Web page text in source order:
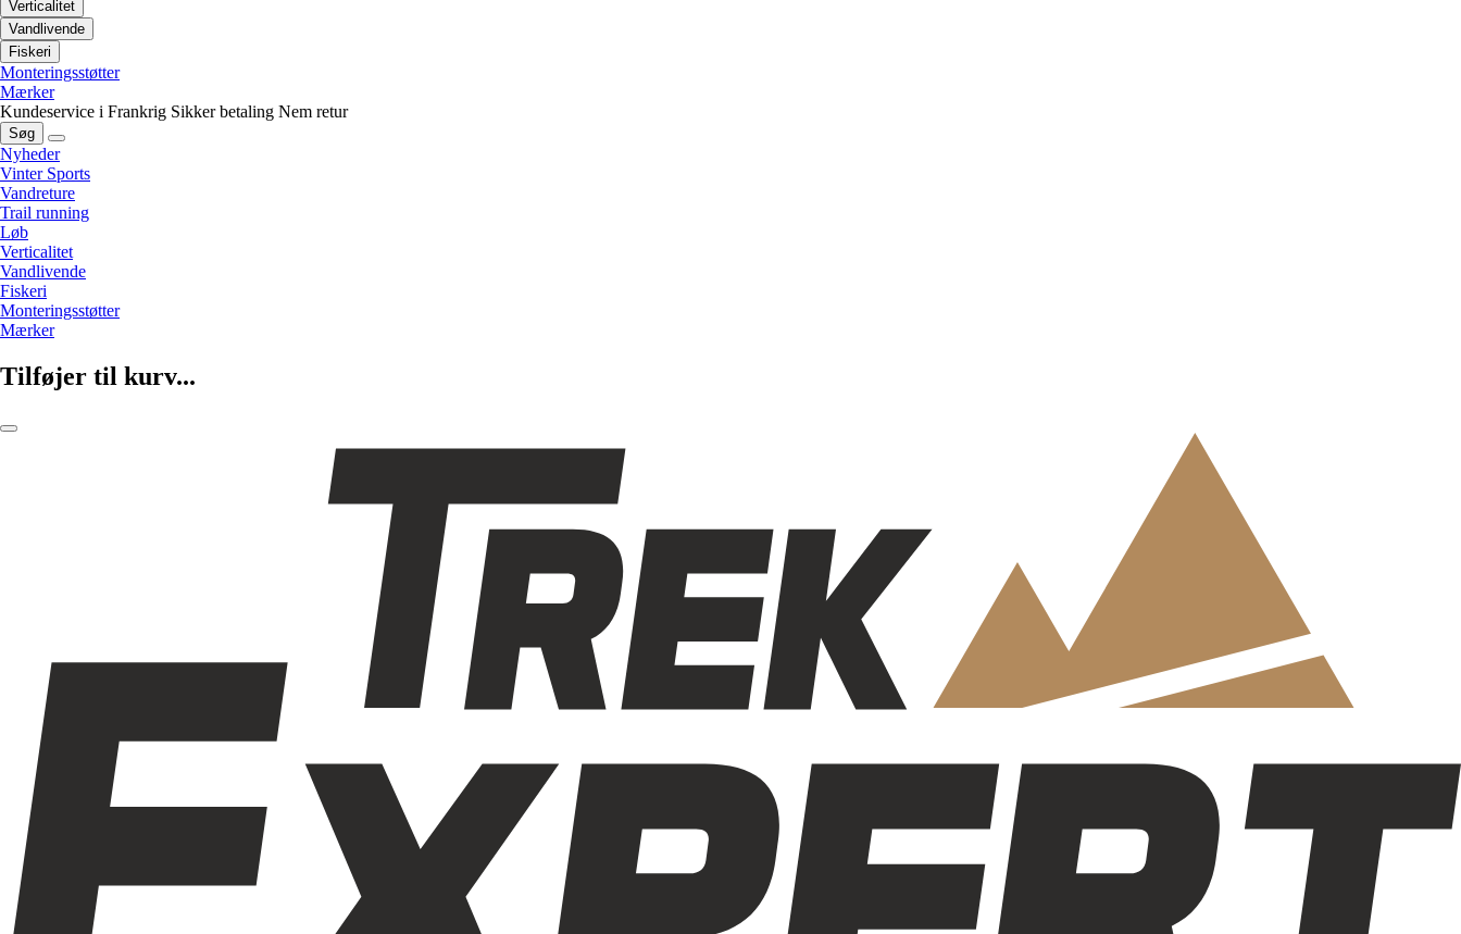
Verticalitet
Vandlivende
Fiskeri
Monteringsstøtter
Mærker
Kundeservice i Frankrig Sikker betaling Nem retur
Søg
Nyheder
Vinter Sports
Vandreture
Trail running
Løb
Verticalitet
Vandlivende
Fiskeri
Monteringsstøtter
Mærker
Tilføjer til kurv...